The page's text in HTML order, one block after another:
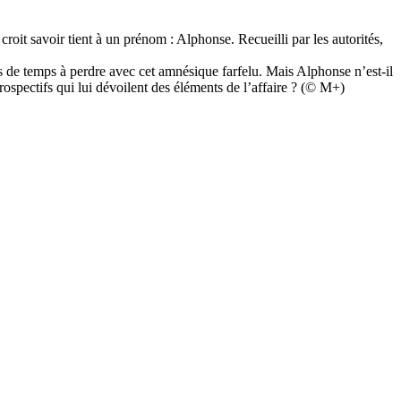
savoir tient à un prénom : Alphonse. Recueilli par les autorités,
temps à perdre avec cet amnésique farfelu. Mais Alphonse n’est-il
qui lui dévoilent des éléments de l’affaire ? (© M+)